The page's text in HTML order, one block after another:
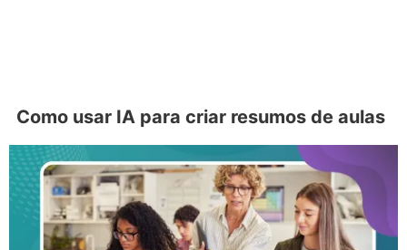
Como usar IA para criar resumos de aulas